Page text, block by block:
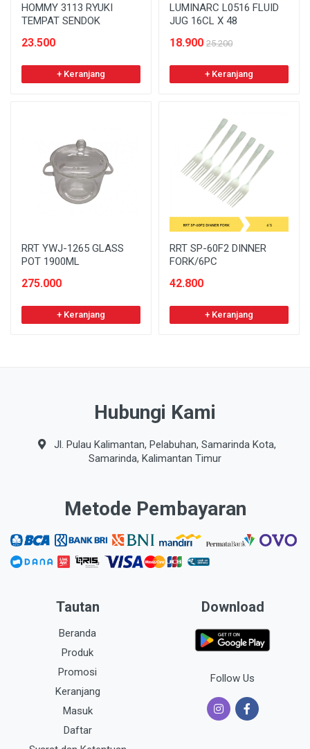
HOMMY 3113 RYUKI
TEMPAT SENDOK
23.500
+ Keranjang
LUMINARC L0516 FLUID
JUG 16CL X 48
18.900 25.200
+ Keranjang
RRT YWJ-1265 GLASS
POT 1900ML
275.000
+ Keranjang
RRT SP-60F2 DINNER
FORK/6PC
42.800
+ Keranjang
Hubungi Kami
Jl. Pulau Kalimantan, Pelabuhan, Samarinda Kota,
Samarinda, Kalimantan Timur
Metode Pembayaran
Tautan
Beranda
Produk
Promosi
Keranjang
Masuk
Daftar
Download
Follow Us